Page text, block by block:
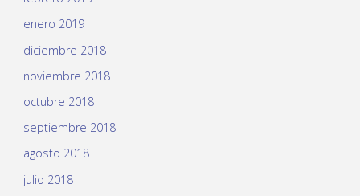
enero 2019
diciembre 2018
noviembre 2018
octubre 2018
septiembre 2018
agosto 2018
julio 2018